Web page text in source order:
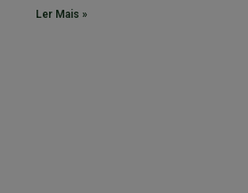
Ler Mais »